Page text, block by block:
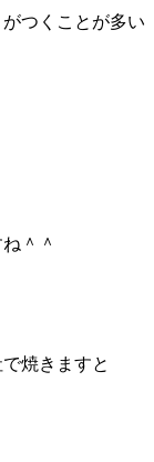
つくことが多い
＾＾
焼きますと